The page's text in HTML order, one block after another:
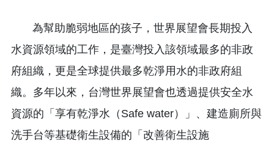
為幫助脆弱地區的孩子，世界展望會長期投入
水資源領域的工作，是臺灣投入該領域最多的非政
府組織，更是全球提供最多乾淨用水的非政府組
織。多年以來，台灣世界展望會也透過提供安全水
資源的「享有乾淨水（Safe water）」、建造廁所與
洗手台等基礎衛生設備的「改善衛生設施